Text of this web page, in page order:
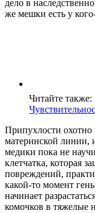
дело в
же мешки есть у
Читайте также:
Припухлости охотно
материнской линии,
медики пока не
клетчатка, которая
повреждений,
какой-то момент
начинает
комочков в тяжелые